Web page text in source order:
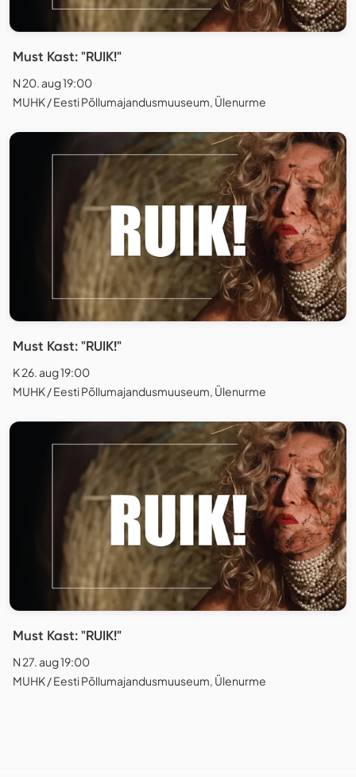
Must Kast: "RUIK!"
N 20. aug 19:00
MUHK / Eesti Põllumajandusmuuseum, Ülenurme
Must Kast: "RUIK!"
K 26. aug 19:00
MUHK / Eesti Põllumajandusmuuseum, Ülenurme
Must Kast: "RUIK!"
N 27. aug 19:00
MUHK / Eesti Põllumajandusmuuseum, Ülenurme